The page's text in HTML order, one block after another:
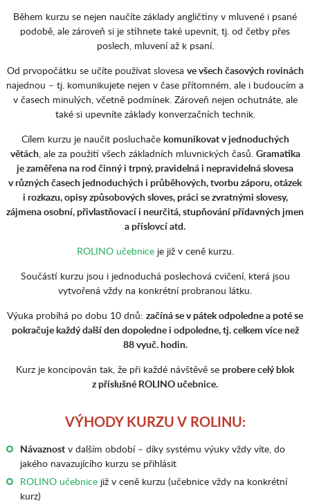
Během kurzu se nejen naučíte základy angličtiny v mluvené i psané
podobě, ale zároveň si je stihnete také upevnit, tj. od četby přes
poslech, mluvení až k psaní.
Od prvopočátku se učíte používat slovesa ve všech časových rovinách
najednou – tj. komunikujete nejen v čase přítomném, ale i budoucím a
v časech minulých, včetně podmínek. Zároveň nejen ochutnáte, ale
také si upevníte základy konverzačních technik.
Cílem kurzu je naučit posluchače komunikovat v jednoduchých
větách, ale za použití všech základních mluvnických časů. Gramatika
je zaměřena na rod činný i trpný, pravidelná i nepravidelná slovesa
v různých časech jednoduchých i průběhových, tvorbu záporu, otázek
i rozkazu, opisy způsobových sloves, práci se zvratnými slovesy,
zájmena osobní, přivlastňovací i neurčitá, stupňování přídavných jmen
a příslovcí atd.
ROLINO učebniceje již v ceně kurzu.
Součástí kurzu jsou i jednoduchá poslechová cvičení, která jsou
vytvořená vždy na konkrétní probranou látku.
Výuka probíhá po dobu 10 dnů: začíná se v pátek odpoledne a poté se
pokračuje každý další den dopoledne i odpoledne, tj. celkem více než
88 vyuč. hodin.
Kurz je koncipován tak, že při každé návštěvě se probere celý blok
z příslušné ROLINO učebnice.
VÝHODY KURZU V ROLINU:
Návaznostv dalším období – díky systému výuky vždy víte, do
jakého navazujícího kurzu se přihlásit
ROLINO učebnicejiž v ceně kurzu (učebnice vždy na konkrétní
kurz)